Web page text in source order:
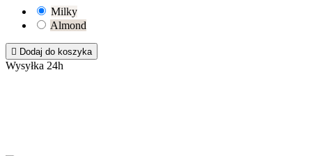
Milky
Almond
 Dodaj do koszyka
Wysyłka 24h